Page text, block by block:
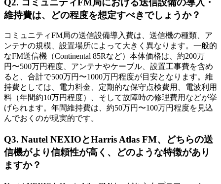
維持費は、どの程度を想定すべきでしょうか？
コミュニティFM局の送信設備導入費は、送信機の種類、ア
ンテナの規模、設置場所によって大きく異なります。一般的
なFM送信機（Continental 85Rなど）本体価格は、約200万
円〜500万円程度、アンテナやケーブル、設置工事費を含め
ると、合計で500万円〜1000万円程度が目安となります。維
持費としては、電力料金、定期的な保守点検費用、電波利用
料（年間約10万円程度）、そして故障時の修理費用などが挙
げられます。年間維持費は、約50万円〜100万円程度を見込
んでおくのが現実的です。
Q3. Nautel NEXIOとHarris Atlas FM、どちらの送
信機がより信頼性が高く、どのような特徴があり
ますか？